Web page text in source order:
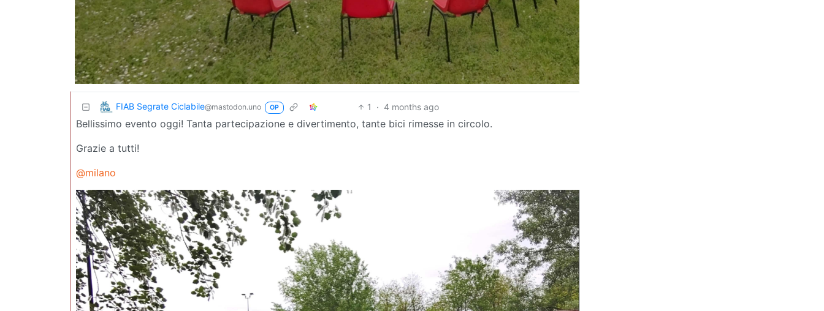
FIAB Segrate Ciclabile@mastodon.uno OP 1 · 4 months ago
Bellissimo evento oggi! Tanta partecipazione e divertimento, tante bici rimesse in circolo.
Grazie a tutti!
@milano